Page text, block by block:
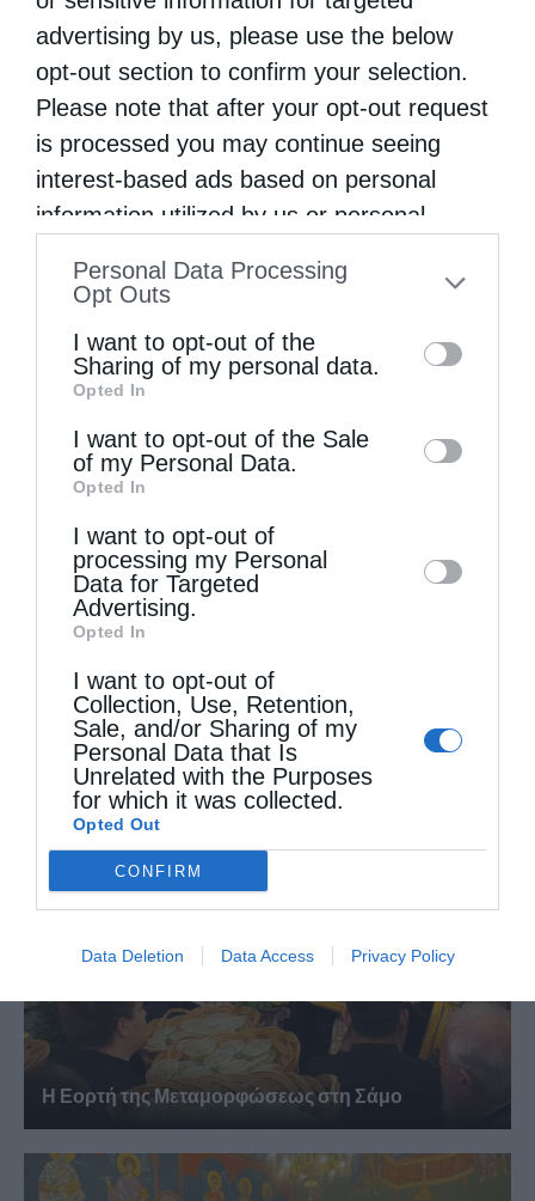
advertising by us, please use the below
opt-out section to confirm your selection.
Please note that after your opt-out request
is processed you may continue seeing
interest-based ads based on personal
information utilized by us or personal
to your opt-out. You may separately opt-out
information by third parties on the IAB’s list
of downstream participants. This
information may also be disclosed by us to
third parties on theIAB’s List of
Downstream Participants
disclose it to other third parties.
Personal Data Processing
Opt Outs
I want to opt-out of the
Sharing of my personal data.
Opted In
I want to opt-out of the Sale
of my Personal Data.
Opted In
I want to opt-out of
processing my Personal
Data for Targeted
Advertising.
Opted In
I want to opt-out of
Collection, Use, Retention,
Sale, and/or Sharing of my
Personal Data that Is
Unrelated with the Purposes
for which it was collected.
Opted Out
CONFIRM
Data Deletion Data Access Privacy Policy
Η εορτή της Μεταμορφώσεως του Σωτήρος σε
Μεταμόρφωση...
Εὐχαριστίες γιά τήν παραχώρηση τμήματος
στρατοπέδου στήν Ἱερά...
Στελέχη των κατασκηνώσεων της Μητροπόλεως
Αλεξανδρουπόλεως στα Πριγκηπόνησα
Η Εορτή της Μεταμορφώσεως στη Σάμο